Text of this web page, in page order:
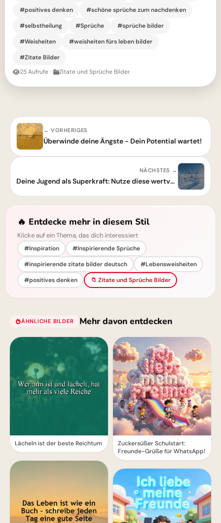
#positives denken
#schöne sprüche zum nachdenken
#selbstheilung
#Sprüche
#sprüche bilder
#Weisheiten
#weisheiten fürs leben bilder
#Zitate Bilder
25 Aufrufe · Zitate und Sprüche Bilder
← VORHERIGES
Überwinde deine Ängste - Dein Potential wartet!
NÄCHSTES →
Deine Jugend als Superkraft: Nutze diese wertvolle Zeit weise!
🔥 Entdecke mehr in diesem Stil
Klicke auf ein Thema, das dich interessiert
#Inspiration
#Inspirierende Sprüche
#inspirierende zitate bilder deutsch
#Lebensweisheiten
#positives denken
📁 Zitate und Sprüche Bilder
ÄHNLICHE BILDER Mehr davon entdecken
Lächeln ist der beste Reichtum
Zuckersüßer Schulstart:
Freunde-Grüße für WhatsApp!